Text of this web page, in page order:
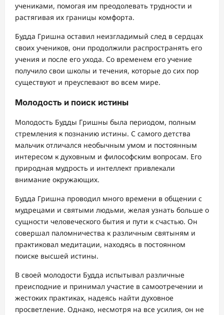
учениками, помогая им преодолевать трудности и
растягивая их границы комфорта.
Будда Гришна оставил неизгладимый след в сердцах
своих учеников, они продолжили распространять его
учения и после его ухода. Со временем его учение
получило свои школы и течения, которые до сих пор
существуют и преуспевают во всем мире.
Молодость и поиск истины
Молодость Будды Гришны была периодом, полным
стремления к познанию истины. С самого детства
мальчик отличался необычным умом и постоянным
интересом к духовным и философским вопросам. Его
природная мудрость и интеллект привлекали
внимание окружающих.
Будда Гришна проводил много времени в общении с
мудрецами и святыми людьми, желая узнать больше о
сущности человеческого бытия и пути к счастью. Он
совершал паломничества к различным святыням и
практиковал медитации, находясь в постоянном
поиске высшей истины.
В своей молодости Будда испытывал различные
преисподние и принимал участие в самоотречении и
жестоких практиках, надеясь найти духовное
просветление. Однако, несмотря на все усилия, он не